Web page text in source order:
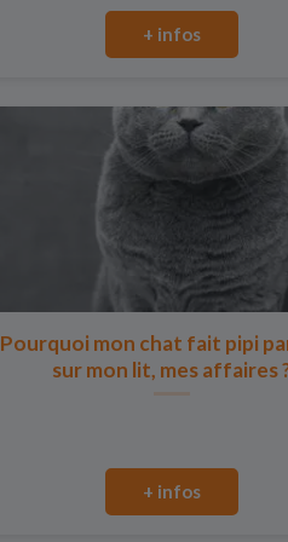
+ infos
Pourquoi mon chat fait pipi
sur mon lit, mes affaires
+ infos